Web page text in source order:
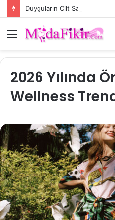
Duyguların Cilt Sağlığı
Menü
2026 Yılında
Wellness